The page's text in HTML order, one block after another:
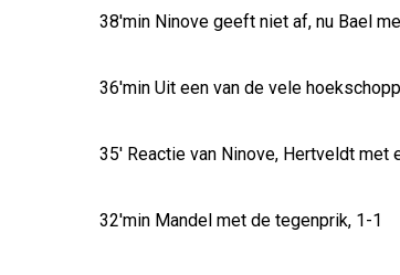
38'min Ninove geeft niet af, nu Bael
36'min Uit een van de vele
35' Reactie van Ninove, Hertveldt
32'min Mandel met de tegenprik, 1-1